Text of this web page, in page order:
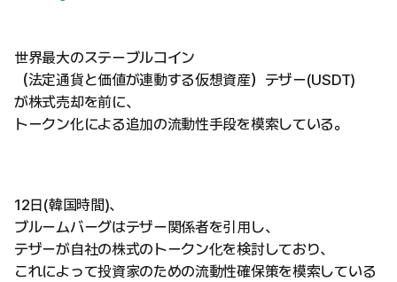
世界最大のステーブルコイン
（法定通貨と価値が連動する仮想資産）テザー(USDT)
が株式売却を前に、
トークン化による追加の流動性手段を模索している。
12日(韓国時間)、
ブルームバーグはテザー関係者を引用し、
テザーが自社の株式のトークン化を検討しており、
これによって投資家のための流動性確保策を模索している